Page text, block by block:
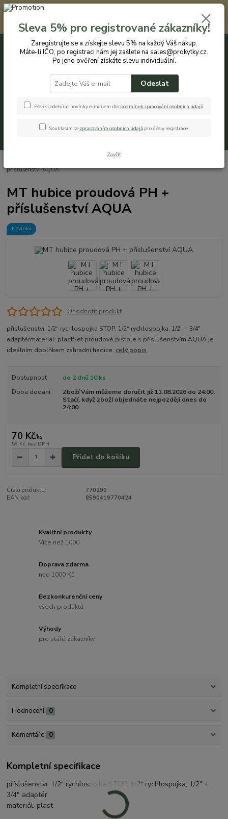
Registrovaným zákazníkům nabízíme slevu 5% na každý nákup. Máte-li
IČO, po registraci nám jej zašlete na sales@prokytky.cz. Po jeho ověření
získáte slevu individuální. Přejít na registraci →
CZK
+420 774 544 973 0ks
příslušenství AQUA
MT hubice proudová PH +
příslušenství AQUA
Novinka
Ohodnotit produkt
příslušenství: 1/2“ rychlospojka STOP, 1/2“ rychlospojka, 1/2" + 3/4"
adaptérmateriál: plastSet proudové pistole s příslušenstvím AQUA je
ideálním doplňkem zahradní hadice. celý popis
Dostupnost
do 2 dnů 10 ks
Doba dodání
Zboží Vám můžeme doručit již 11.08.2026 do 24:00.
Stačí, když zboží objednáte nejpozději dnes do
24:00
70 Kč/ks
58 Kč bez DPH
Přidat do košíku
Číslo produktu:
770290
EAN kód:
8590419770424
Kvalitní produkty
Více než 1000
Doprava zdarma
nad 1000 Kč
Bezkonkurenční ceny
všech produktů
Výhody
pro stálé zákazníky
Kompletní specifikace
Hodnocení 0
Komentáře 0
Kompletní specifikace
příslušenství: 1/2“ rychlospojka STOP, 1/2“ rychlospojka, 1/2" +
3/4" adaptér
materiál: plast
Sleva 5% pro registrované zákazníky!
Zaregistrujte se a získejte slevu 5% na každý Váš nákup.
Máte-li IČO, po registraci nám jej zašlete na sales@prokytky.cz.
Po jeho ověření získáte slevu individuální.
Odeslat
Přeji si odebírat novinky e-mailem dle podmínek zpracování osobních údajů.
Souhlasím se zpracováním osobních údajů pro účely registrace.
Zavřít